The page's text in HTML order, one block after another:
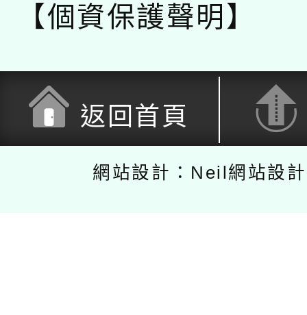
【個資保護聲明】
返回首頁
網站設計：Neil網站設